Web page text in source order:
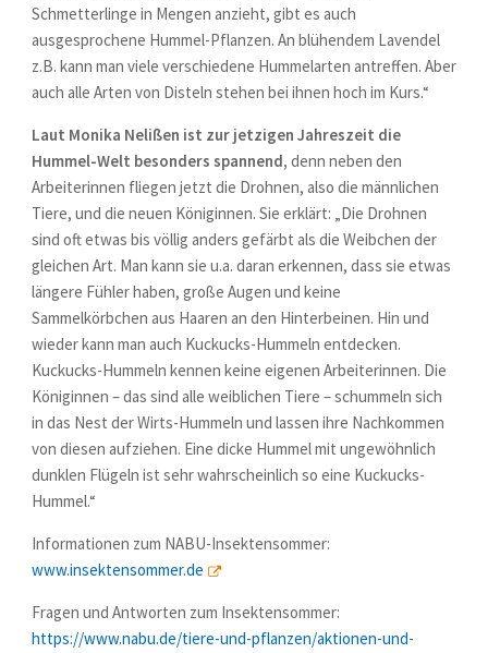
Schmetterlinge in Mengen anzieht, gibt es auch
ausgesprochene Hummel-Pflanzen. An blühendem Lavendel
z.B. kann man viele verschiedene Hummelarten antreffen. Aber
auch alle Arten von Disteln stehen bei ihnen hoch im Kurs.“
Laut Monika Nelißen ist zur jetzigen Jahreszeit die
Hummel-Welt besonders spannend, denn neben den
Arbeiterinnen fliegen jetzt die Drohnen, also die männlichen
Tiere, und die neuen Königinnen. Sie erklärt: „Die Drohnen
sind oft etwas bis völlig anders gefärbt als die Weibchen der
gleichen Art. Man kann sie u.a. daran erkennen, dass sie etwas
längere Fühler haben, große Augen und keine
Sammelkörbchen aus Haaren an den Hinterbeinen. Hin und
wieder kann man auch Kuckucks-Hummeln entdecken.
Kuckucks-Hummeln kennen keine eigenen Arbeiterinnen. Die
Königinnen – das sind alle weiblichen Tiere – schummeln sich
in das Nest der Wirts-Hummeln und lassen ihre Nachkommen
von diesen aufziehen. Eine dicke Hummel mit ungewöhnlich
dunklen Flügeln ist sehr wahrscheinlich so eine Kuckucks-
Hummel.“
Informationen zum NABU-Insektensommer:
www.insektensommer.de
Fragen und Antworten zum Insektensommer:
https://www.nabu.de/tiere-und-pflanzen/aktionen-und-